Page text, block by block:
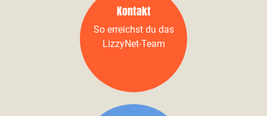
Kontakt
So erreichst du das
LizzyNet-Team